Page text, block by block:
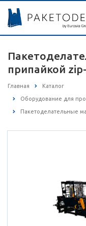
припайкой
Главная Каталог
Оборудование для
Пакетоделательные